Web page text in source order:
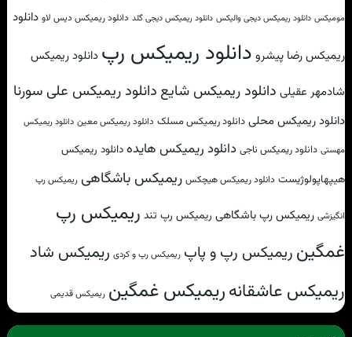
مومیکس دانلود ریمیکس دیجی والیکس دانلود ریمیکس دیجی گلد دانلود ریمیکس دیس لاو دانلود
ریمیکس رضا پیشرو دانلود ریمیکس رپ دانلود ریمیکس
شادمهر عقیلی دانلود ریمیکس شایع دانلود ریمیکس علی سورنا
دانلود ریمیکس محلی دانلود ریمیکس مسلک دانلود ریمیکس معین دانلود ریمیکس
مهستی دانلود ریمیکس ناجی دانلود ریمیکس هایدهدانلود ریمیکس
هیپهاپولوژیست دانلود ریمیکس هیچکس ریمیکس باشگاهی ریمیکس رپ
انگیزشی ریمیکس رپ باشگاهی ریمیکس رپ تند ریمیکس رپ
غمگین ریمیکس رپ و پاپ ریمیکس رپ و کردی ریمیکس شاد
ریمیکس عاشقانهریمیکس غمگین ریمیکس قدیمی